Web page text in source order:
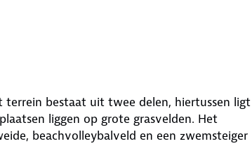
terrein bestaat uit twee delen, hiertussen ligt
liggen op grote grasvelden. Het
beachvolleybalveld en een zwemsteiger